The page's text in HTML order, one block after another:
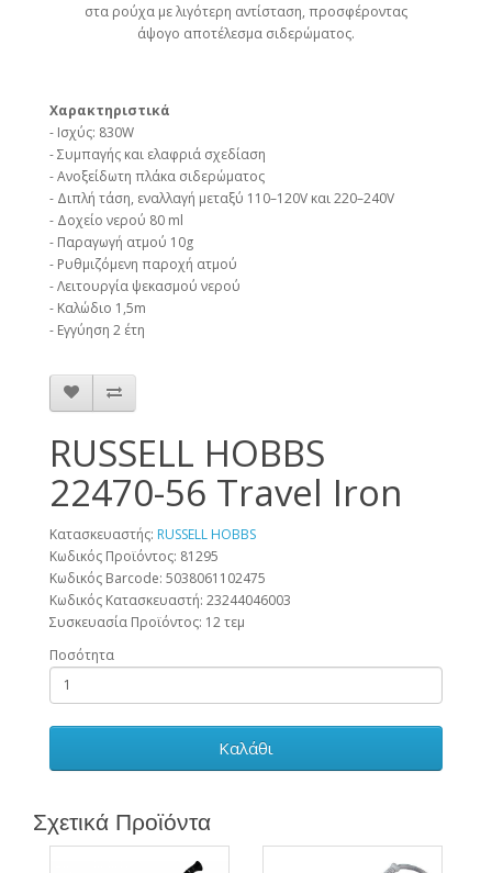
στα ρούχα με λιγότερη αντίσταση, προσφέροντας
άψογο αποτέλεσμα σιδερώματος.
Χαρακτηριστικά
- Ισχύς: 830W
- Συμπαγής και ελαφριά σχεδίαση
- Ανοξείδωτη πλάκα σιδερώματος
- Διπλή τάση, εναλλαγή μεταξύ 110–120V και 220–240V
- Δοχείο νερού 80 ml
- Παραγωγή ατμού 10g
- Ρυθμιζόμενη παροχή ατμού
- Λειτουργία ψεκασμού νερού
- Καλώδιο 1,5m
- Εγγύηση 2 έτη
RUSSELL HOBBS
22470-56 Travel Iron
Κατασκευαστής: RUSSELL HOBBS
Κωδικός Προϊόντος: 81295
Κωδικός Barcode: 5038061102475
Κωδικός Κατασκευαστή: 23244046003
Συσκευασία Προϊόντος: 12 τεμ
Ποσότητα
Καλάθι
Σχετικά Προϊόντα